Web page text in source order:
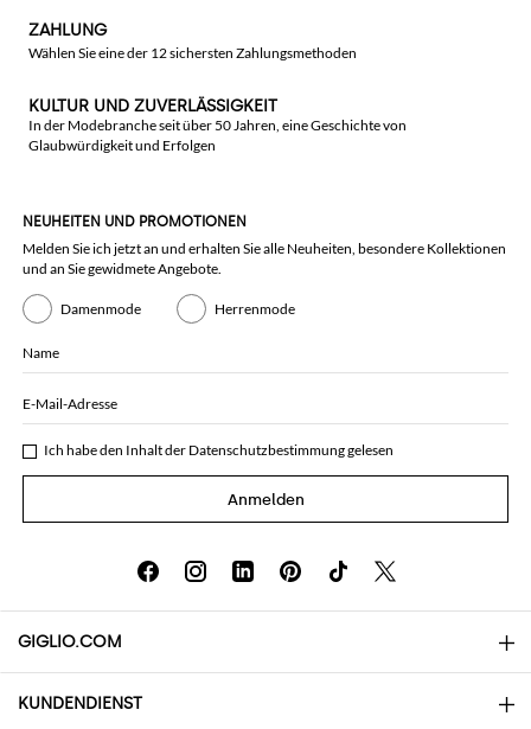
ZAHLUNG
Wählen Sie eine der 12 sichersten Zahlungsmethoden
KULTUR UND ZUVERLÄSSIGKEIT
In der Modebranche seit über 50 Jahren, eine Geschichte von
Glaubwürdigkeit und Erfolgen
NEUHEITEN UND PROMOTIONEN
Melden Sie ich jetzt an und erhalten Sie alle Neuheiten, besondere Kollektionen
und an Sie gewidmete Angebote.
Damenmode Herrenmode
Name
E-Mail-Adresse
Ich habe den Inhalt der Datenschutzbestimmunggelesen
Anmelden
GIGLIO.COM
Über uns
KUNDENDIENST